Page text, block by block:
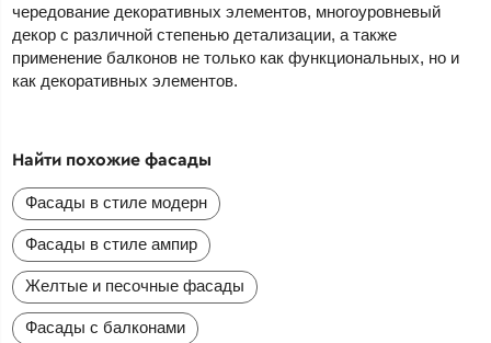
чередование декоративных элементов, многоуровневый
декор с различной степенью детализации, а также
применение балконов не только как функциональных, но и
как декоративных элементов.
Найти похожие фасады
Фасады в стиле модерн
Фасады в стиле ампир
Желтые и песочные фасады
Фасады с балконами